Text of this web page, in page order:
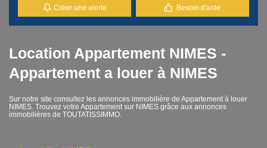
Gestion
Nos agences
Estimation
Contact
Créer une alerte Besoin d'aide
Location Appartement NIMES -
Appartement a louer à NIMES
Sur notre site consultez les annonces immobilière de Appartement à louer
NIMES. Trouvez votre Appartement sur NIMES grâce aux annonces
immobilières de TOUTATISSIMMO.